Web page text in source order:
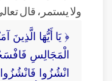
ولا يستمر، قال
﴿ يَا أَيُّهَا
الْمَجَالِسِ
انْشُزُوا